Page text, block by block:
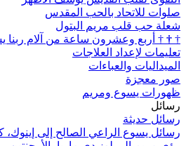
صلوات للاتحاد بالحب المقدس
شعلة حب قلب مريم البتول
†
†
† أربع وعشرون ساعة من آلام ربنا
تعليمات لإعداد العلاجات
الميداليات والعباءات
صور معجزة
ظهورات يسوع ومريم
رسائل
رسائل حديثة
رسائل يسوع الراعي الصالح إلى إينوك،